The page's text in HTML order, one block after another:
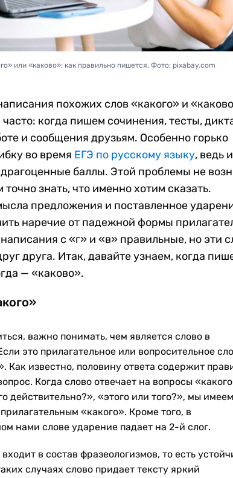
или «каково»: как правильно пишется. Фото: pixabay.com
похожих слов «какого» и
когда пишем сочинения, тесты,
и сообщения друзьям. Особенно горько
во время ЕГЭ по русскому языку, ведь
баллы. Этой проблемы не
знать, что именно хотим сказать.
предложения и поставленное
наречие от падежной формы
с «г» и «в» правильные, но эти
друга. Итак, давайте узнаем, когда
— «каково».
важно понимать, чем является слово в
это прилагательное или вопросительное
Как известно, половину ответа содержит
Когда слово отвечает на вопросы «какого
действительно?», «этого или того?», мы
«какого». Кроме того, в
нами слове ударение падает на 2-й слог.
в состав фразеологизмов, то есть
случаях слово придает тексту яркий